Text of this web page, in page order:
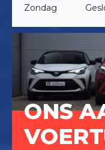
Zondag
ONS